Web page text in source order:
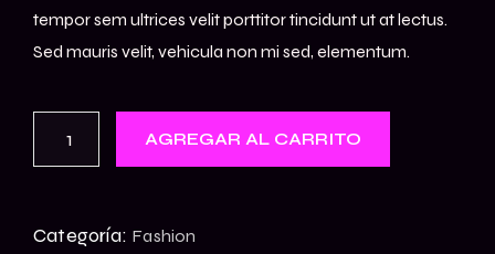
tempor sem ultrices velit porttitor tincidunt ut at lectus.
Sed mauris velit, vehicula non mi sed, elementum.
AGREGAR AL CARRITO
Categoría: Fashion